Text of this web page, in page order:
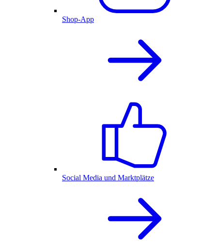
Shop-App
Social Media und Marktplätze